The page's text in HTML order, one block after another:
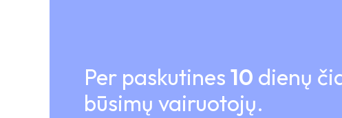
Per paskutines 10 dienų
būsimų vairuotojų.